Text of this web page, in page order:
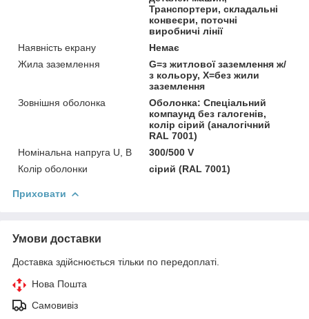
Транспортери, складальні
конвеєри, поточні
виробничі лінії
Наявність екрану
Немає
Жила заземлення
G=з житлової заземлення ж/
з кольору, Х=без жили
заземлення
Зовнішня оболонка
Оболонка: Спеціальний
компаунд без галогенів,
колір сірий (аналогічний
RAL 7001)
Номінальна напруга U, В
300/500 V
Колір оболонки
сірий (RAL 7001)
Приховати
Умови доставки
Доставка здійснюється тільки по передоплаті.
Нова Пошта
Самовивіз